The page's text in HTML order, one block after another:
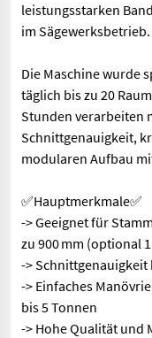
leistungsstarken
im Sägewerksbetrieb.
Die Maschine wurde
täglich bis zu 20
Stunden verarbeiten
Schnittgenauigkeit,
modularen Aufbau
✅Hauptmerkmale✅
-> Geeignet für
zu 900 mm (optional
-> Schnittgenauigkeit
-> Einfaches
bis 5 Tonnen
-> Hohe Qualität und